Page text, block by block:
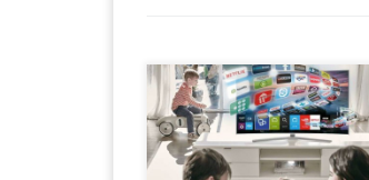
Понятие современного
телевизионного уже давно не
вписывается в узкое
устройств, которые можно
использовать исключительно с